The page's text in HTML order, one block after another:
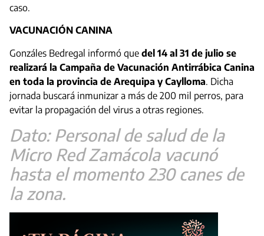
caso.
VACUNACIÓN CANINA
Gonzáles Bedregal informó que del 14 al 31 de julio se
realizará la Campaña de Vacunación Antirrábica Canina
en toda la provincia de Arequipa y Caylloma. Dicha
jornada buscará inmunizar a más de 200 mil perros, para
evitar la propagación del virus a otras regiones.
Dato: Personal de salud de la
Micro Red Zamácola vacunó
hasta el momento 230 canes de
la zona.